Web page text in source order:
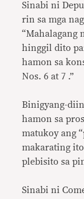
Sinabi ni
rin sa mga
“Mahalagang
hinggil dito
hamon sa
Nos. 6 at 7 .”
Binigyang-
hamon sa
matukoy ang
makarating
plebisito sa
Sinabi ni